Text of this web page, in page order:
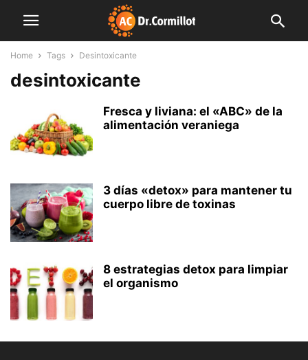
Home Tags Desintoxicante
desintoxicante
Fresca y liviana: el «ABC» de la
alimentación veraniega
3 días «detox» para mantener tu
cuerpo libre de toxinas
8 estrategias detox para limpiar
el organismo